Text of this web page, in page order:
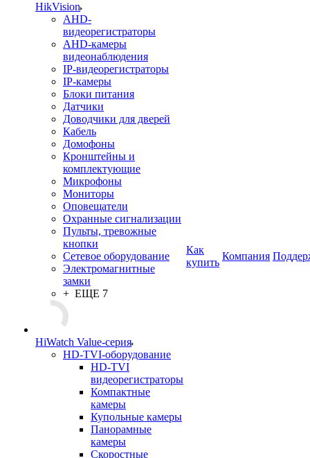
HikVision
AHD-
видеорегистраторы
AHD-камеры
видеонаблюдения
IP-видеорегистраторы
IP-камеры
Блоки питания
Датчики
Доводчики для дверей
Кабель
Домофоны
Кронштейны и
комплектующие
Микрофоны
Мониторы
Оповещатели
Охранные сигнализации
Пульты, тревожные
кнопки
Сетевое оборудование
Электромагнитные
замки
+ ЕЩЕ 7
HiWatch Value-серия
HD-TVI-оборудование
HD-TVI
видеорегистраторы
Компактные
камеры
Купольные камеры
Панорамные
камеры
Скоростные
Как
купить
Компания